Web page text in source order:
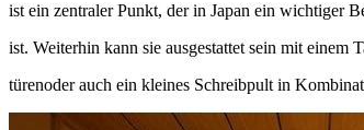
ist ein zentraler Punkt, der in Japan ein wichtiger
ist. Weiterhin kann sie ausgestattet sein mit einem
türenoder auch ein kleines Schreibpult in